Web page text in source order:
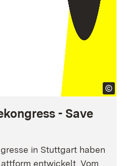
- Save
in Stuttgart haben
entwickelt. Vom